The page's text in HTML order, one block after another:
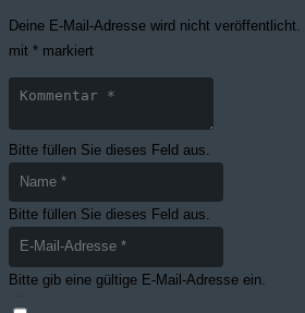
Deine E-Mail-Adresse wird nicht veröffentlicht.
mit * markiert
Bitte füllen Sie dieses Feld aus.
Bitte füllen Sie dieses Feld aus.
Bitte gib eine gültige E-Mail-Adresse ein.